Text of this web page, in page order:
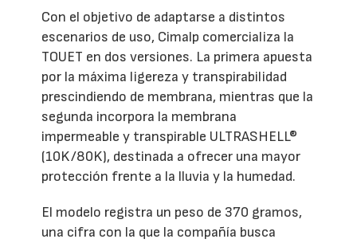
Con el objetivo de adaptarse a distintos
escenarios de uso, Cimalp comercializa la
TOUET en dos versiones. La primera apuesta
por la máxima ligereza y transpirabilidad
prescindiendo de membrana, mientras que la
segunda incorpora la membrana
impermeable y transpirable ULTRASHELL®
(10K/80K), destinada a ofrecer una mayor
protección frente a la lluvia y la humedad.
El modelo registra un peso de 370 gramos,
una cifra con la que la compañía busca